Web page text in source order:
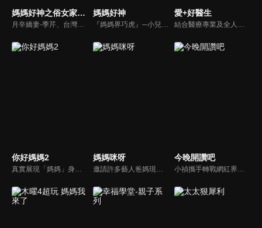
媽媽好神之俗女家務事 媽媽好神 愛+好醫生
你好媽媽2
真實展現「媽媽」身份的更多社會觸角，探討對「媽媽」概念的時代定義，探訪更多的當代媽媽。每期走進嘉賓生活，探討母親在家庭中、在自己生命中的位置。
媽媽咪呀
邀請許多藝人爸媽現身說法，與相關專家顧問共同討論分享，以談話的方式進行，對一人爸媽和名人家庭教育有興趣的朋友一定不能錯過。
今晚開讚吧
小禎攜手轉戰網紅界獲好評的羅時豐主持綜藝節目《今晚開讚吧》，節目嘗試創新互動式節目，帶動討論時事及創新的議題，打破傳統的談話模式，進而更貼近網路群眾。